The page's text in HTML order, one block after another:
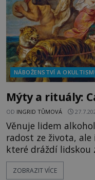
NÁBOŽENSTVÍ A
Mýty a rituály:
OD INGRID TŮMOVÁ
Věnuje lidem
radost ze života,
které dráždí lidskou
doopravdy
Bakchus? Mytologický příběh řeckého boha
ZOBRAZIT VÍCE